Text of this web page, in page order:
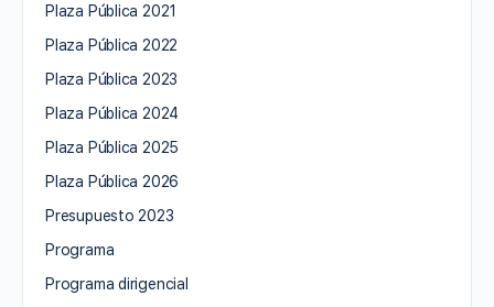
Plaza Pública 2021
Plaza Pública 2022
Plaza Pública 2023
Plaza Pública 2024
Plaza Pública 2025
Plaza Pública 2026
Presupuesto 2023
Programa
Programa dirigencial